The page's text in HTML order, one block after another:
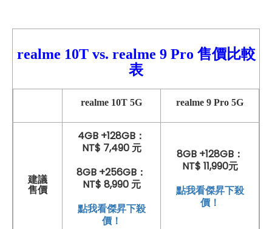
realme 10T vs. realme 9Pro 售價比較
表
realme 10T 5G realme 9 Pro 5G
建議
售價
4GB +128GB：
NT$ 7,490 元
8GB +256GB：
NT$ 8,990 元
點我看傑昇下殺
價！
8GB +128GB：
NT$ 11,990元
點我看傑昇下殺
價！